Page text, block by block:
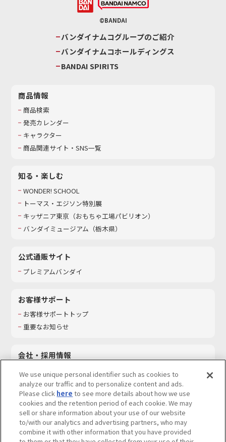
©BANDAI
バンダイナムコグループのご紹介
バンダイナムコホールディングス
BANDAI SPIRITS
商品情報
商品検索
発売カレンダー
キャラクター
商品関連サイト・SNS一覧
知る・楽しむ
WONDER! SCHOOL
トーマス・エジソン特別展
キッザニア東京（おもちゃ工場パビリオン）​
バンダイミュージアム（栃木県）
公式通販サイト
プレミアムバンダイ
お客様サポート
お客様サポートトップ
重要なお知らせ
会社・採用情報
採用情報
サステナビリティ
お問い合わせ
We use unique personal identifier such as cookies to
analyze our traffic and to personalize content and ads.
Please click here to see more details about how we use
cookies and the retention period of each cookie. We may
sell or share information about your use of our website
to/with our analytics and advertising partners, who may
combine it with other information that you have provided